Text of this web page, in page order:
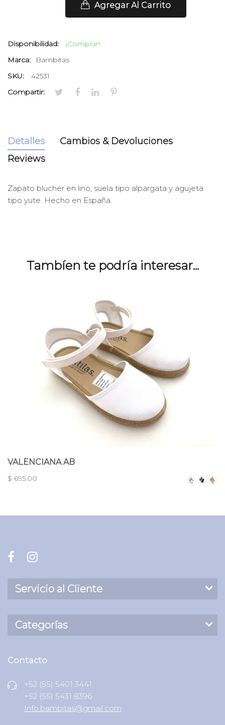
Agregar Al Carrito
Disponibilidad:
¡Comprar!
Marca:
Bambitas
SKU:
42531
Compartir:
Detalles
Cambios & Devoluciones
Reviews
Zapato blucher en lino, suela tipo alpargata y agujeta
tipo yute. Hecho en España.
Tambíen te podría interesar...
VALENCIANA AB
$ 695.00
Servicio al Cliente
Categorías
Contacto
+52 (55) 5401 3441
+52 (55) 5431 8396
Info.bambitas@gmail.com